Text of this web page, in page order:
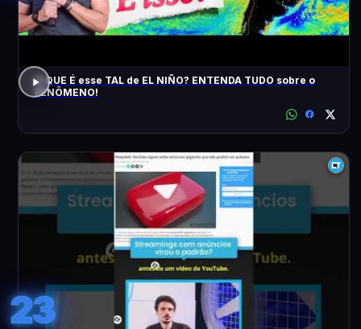
O QUE É esse TAL de EL NIÑO? ENTENDA TUDO sobre o
FENÔMENO!
23